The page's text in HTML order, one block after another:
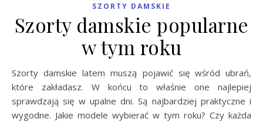
SZORTY DAMSKIE
Szorty damskie popularne
w tym roku
Szorty damskie latem muszą pojawić się wśród ubrań,
które zakładasz. W końcu to właśnie one najlepiej
sprawdzają się w upalne dni. Są najbardziej praktyczne i
wygodne. Jakie modele wybierać w tym roku? Czy każda